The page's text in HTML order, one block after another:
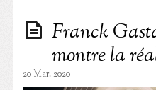
Franck
montre la
20 Mar. 2020